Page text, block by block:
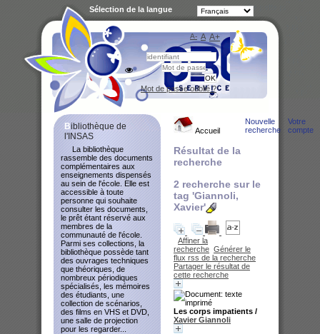
Accueil
Nouvelle
recherche
Votre
compte
Résultat de la
recherche
2 recherche sur le
tag 'Giannoli,
Xavier'
Affiner la
recherche Générer le
flux rss de la recherche
Partager le résultat de
cette recherche
Les corps impatients /
Xavier Giannoli
Bibliothèque de
l'INSAS
La bibliothèque
rassemble des documents
complémentaires aux
enseignements dispensés
au sein de l'école. Elle est
accessible à toute
personne qui souhaite
consulter les documents,
le prêt étant réservé aux
membres de la
communauté de l'école.
Parmi ses collections, la
bibliothèque possède tant
des ouvrages techniques
que théoriques, de
nombreux périodiques
spécialisés, les mémoires
des étudiants, une
collection de scénarios,
des films en VHS et DVD,
une salle de projection
pour les regarder...
A- A A+
Sélection de la langue
Mot de passe oublié ?